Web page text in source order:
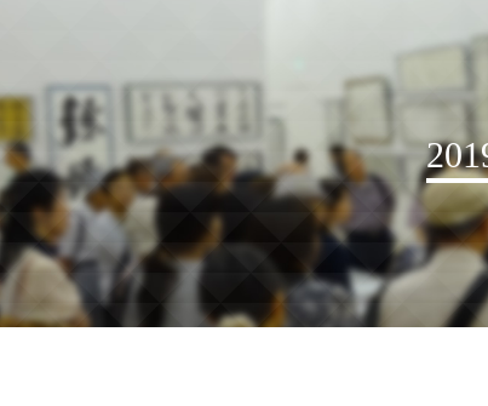
お知らせ
読売書法会について
読売書法展